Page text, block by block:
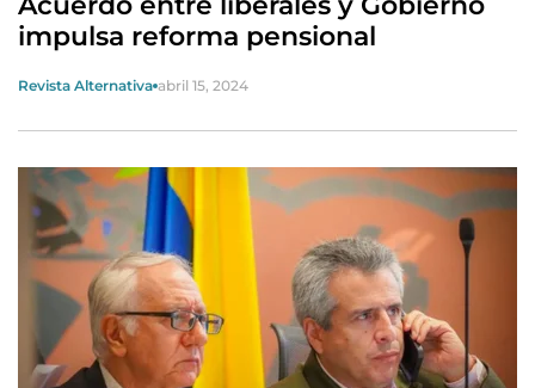
impulsa reforma pensional
Revista Alternativa abril 15, 2024